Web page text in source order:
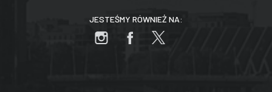
JESTEŚMY RÓWNIEŻ NA: